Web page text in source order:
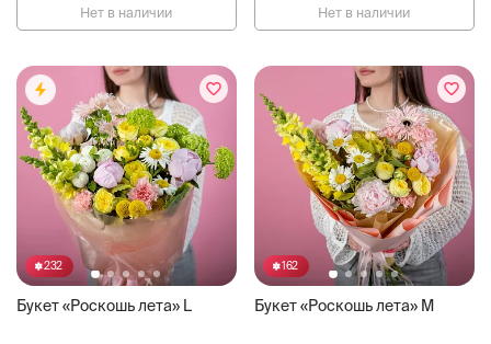
Нет в наличии Нет в наличии
232
Букет «Роскошь лета» L
162
Букет «Роскошь лета» M